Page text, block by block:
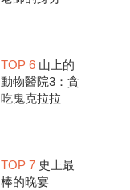
TOP 6山上的
動物醫院3：貪
吃鬼克拉拉
TOP 7史上最
棒的晚宴